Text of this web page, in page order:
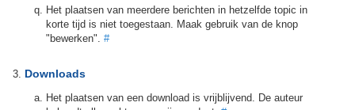
Het plaatsen van meerdere berichten in hetzelfde topic in
korte tijd is niet toegestaan. Maak gebruik van de knop
"bewerken". #
Downloads
Het plaatsen van een download is vrijblijvend. De auteur